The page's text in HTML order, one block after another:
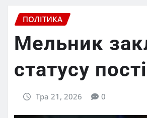
ПОЛІТИКА
Мельник
статусу
Тра 21, 2026 0